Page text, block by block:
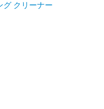
グ クリーナー